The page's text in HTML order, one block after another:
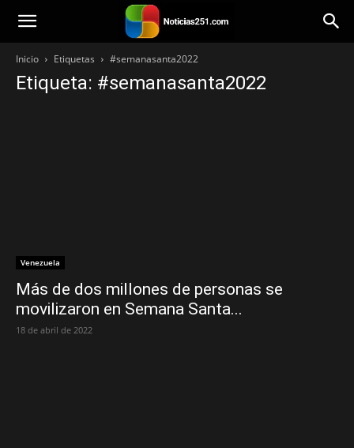
Noticias251
Inicio Etiquetas #semanasanta2022
Etiqueta: #semanasanta2022
Venezuela
Más de dos millones de personas se
movilizaron en Semana Santa...
18 de abril de 2022